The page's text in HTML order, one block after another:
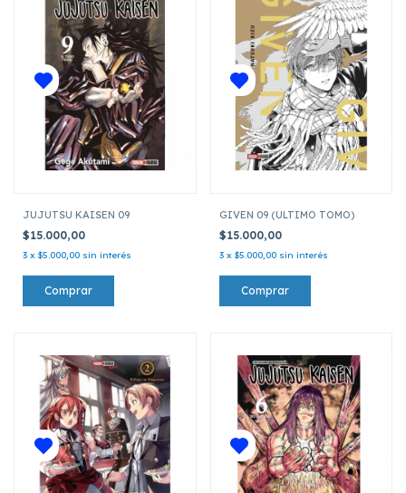
JUJUTSU KAISEN 09
$15.000,00
3 x $5.000,00 sin interés
GIVEN 09 (ULTIMO TOMO)
$15.000,00
3 x $5.000,00 sin interés